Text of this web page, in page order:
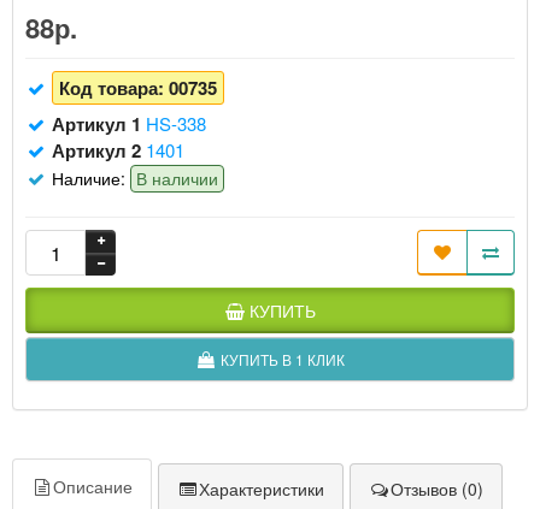
88р.
Код товара: 00735
Артикул 1 HS-338
Артикул 2 1401
Наличие: В наличии
КУПИТЬ
КУПИТЬ В 1 КЛИК
Описание Характеристики Отзывов (0)